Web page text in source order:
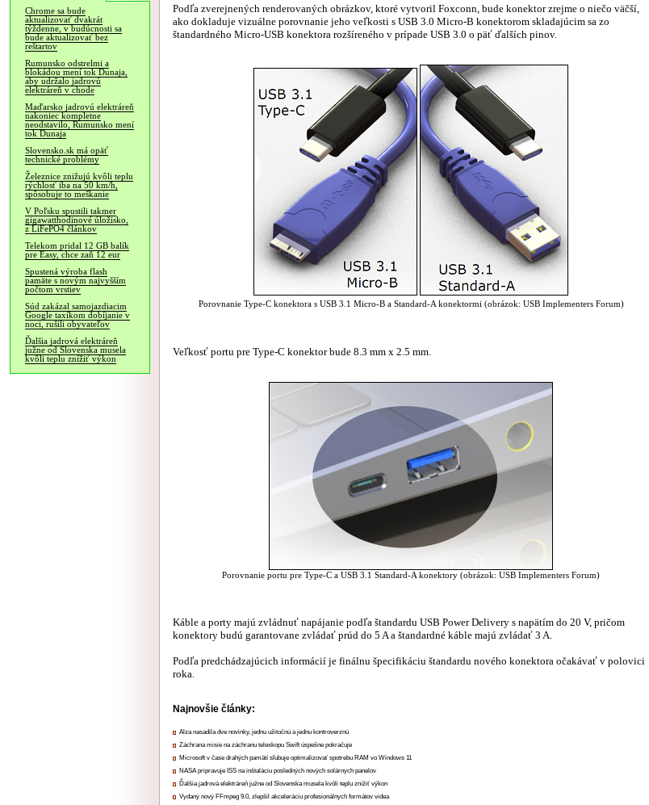
Chrome sa bude
aktualizovať dvakrát
týždenne, v budúcnosti sa
bude aktualizovať bez
reštartov
Rumunsko odstrelmi a
blokádou mení tok Dunaja,
aby udržalo jadrovú
elektráreň v chode
Maďarsko jadrovú elektráreň
nakoniec kompletne
neodstavilo, Rumunsko mení
tok Dunaja
Slovensko.sk má opäť
technické problémy
Železnice znižujú kvôli teplu
rýchlosť iba na 50 km/h,
spôsobuje to meškanie
V Poľsku spustili takmer
gigawatthodinové úložisko,
z LiFePO4 článkov
Telekom pridal 12 GB balík
pre Easy, chce zaň 12 eur
Spustená výroba flash
pamäte s novým najvyšším
počtom vrstiev
Súd zakázal samojazdiacim
Google taxíkom dobíjanie v
noci, rušili obyvateľov
Ďalšia jadrová elektráreň
južne od Slovenska musela
kvôli teplu znížiť výkon
Podľa zverejnených renderovaných obrázkov, ktoré vytvoril Foxconn, bude konektor zrejme o niečo väčší,
ako dokladuje vizuálne porovnanie jeho veľkosti s USB 3.0 Micro-B konektorom skladajúcim sa zo
štandardného Micro-USB konektora rozšíreného v prípade USB 3.0 o päť ďalších pinov.
Porovnanie Type-C konektora s USB 3.1 Micro-B a Standard-A konektormi (obrázok: USB Implementers Forum)
Veľkosť portu pre Type-C konektor bude 8.3 mm x 2.5 mm.
Porovnanie portu pre Type-C a USB 3.1 Standard-A konektory (obrázok: USB Implementers Forum)
Káble a porty majú zvládnuť napájanie podľa štandardu USB Power Delivery s napätím do 20 V, pričom
konektory budú garantovane zvládať prúd do 5 A a štandardné káble majú zvládať 3 A.
Podľa predchádzajúcich informácií je finálnu špecifikáciu štandardu nového konektora očakávať v polovici
roka.
Najnovšie články:
Alza nasadila dve novinky, jednu užitočnú a jednu kontroverznú
Záchrana misie na záchranu teleskopu Swift úspešne pokračuje
Microsoft v čase drahých pamätí sľubuje optimalizovať spotrebu RAM vo Windows 11
NASA pripravuje ISS na inštaláciu posledných nových solárnych panelov
Ďalšia jadrová elektráreň južne od Slovenska musela kvôli teplu znížiť výkon
Vydaný nový FFmpeg 9.0, zlepšil akceleráciu profesionálnych formátov videa